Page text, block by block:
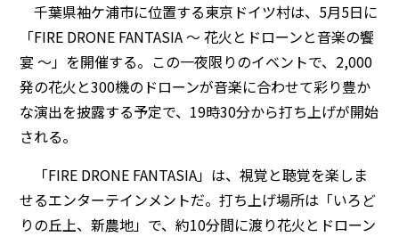
千葉県袖ケ浦市に位置する東京ドイツ村は、5月5日に
「FIRE DRONE FANTASIA ～ 花火とドローンと音楽の饗
宴 ～」を開催する。この一夜限りのイベントで、2,000
発の花火と300機のドローンが音楽に合わせて彩り豊か
な演出を披露する予定で、19時30分から打ち上げが開始
される。
「FIRE DRONE FANTASIA」は、視覚と聴覚を楽しま
せるエンターテインメントだ。打ち上げ場所は「いろど
りの丘上、新農地」で、約10分間に渡り花火とドローン